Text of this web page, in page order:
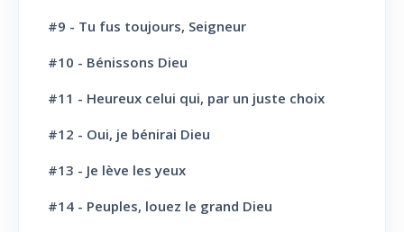
L' Eglise: Cloture et bénédictions
L' Eglise: Missions
L' Eglise: Dernier message
#9 - Tu fus toujours, Seigneur
#10 - Bénissons Dieu
#11 - Heureux celui qui, par un juste choix
#12 - Oui, je bénirai Dieu
#13 - Je lève les yeux
#14 - Peuples, louez le grand Dieu